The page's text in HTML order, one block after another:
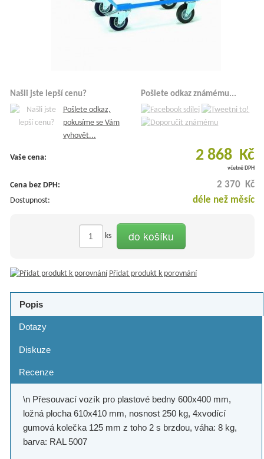
Našli jste lepší cenu?
Pošlete odkaz,
pokusíme se Vám
vyhovět...
Pošlete odkaz známému...
Vaše cena: 2 868 Kč
včetně DPH
Cena bez DPH: 2 370 Kč
Dostupnost: déle než měsíc
ks do košíku
Přidat produkt k porovnání
Popis
Dotazy
Diskuze
Recenze
\n Přesouvací vozík pro plastové bedny 600x400 mm,
ložná plocha 610x410 mm, nosnost 250 kg, 4xvodící
gumová kolečka 125 mm z toho 2 s brzdou, váha: 8 kg,
barva: RAL 5007